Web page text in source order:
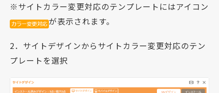
※サイトカラー変更対応のテンプレートにはアイコン
が表示されます。
2．サイトデザインからサイトカラー変更対応のテン
プレートを選択